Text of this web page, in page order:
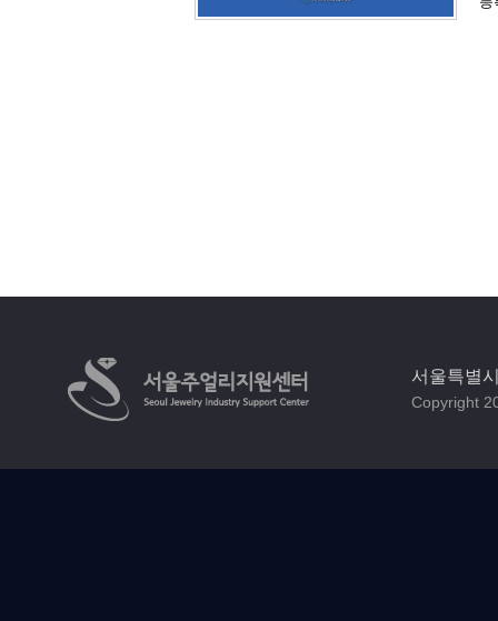
서울특별
Copyright